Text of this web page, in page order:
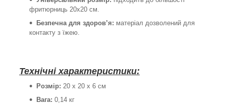
фритюрниць 20x20 см.
Безпечна для здоров’я: матеріал дозволений для
контакту з їжею.
Технічні характеристики:
Розмір: 20 х 20 х 6 см
Вага: 0,14 кг